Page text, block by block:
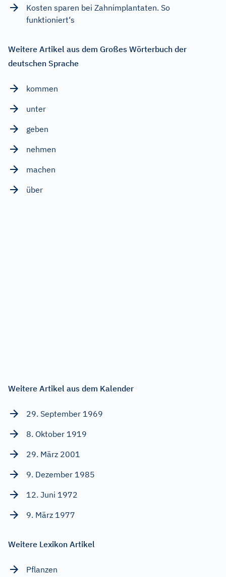
Kosten sparen bei Zahnimplantaten. So
funktioniert‘s
Weitere Artikel aus dem Großes Wörterbuch der
deutschen Sprache
kommen
unter
geben
nehmen
machen
über
Weitere Artikel aus dem Kalender
29. September 1969
8. Oktober 1919
29. März 2001
9. Dezember 1985
12. Juni 1972
9. März 1977
Weitere Lexikon Artikel
Pflanzen